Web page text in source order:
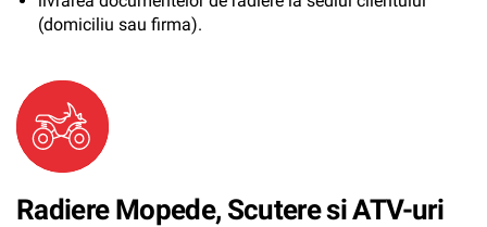
(domiciliu sau firma).
Radiere Mopede, Scutere si ATV-uri